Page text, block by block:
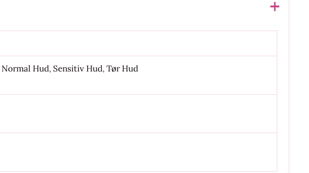
Normal Hud, Sensitiv Hud,Tør Hud